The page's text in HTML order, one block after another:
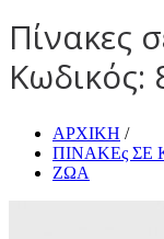
Πίνακες
Κωδικός:
ΑΡΧΙΚΗ /
ΠΙΝΑΚΕς ΣΕ
ΖΩΑ